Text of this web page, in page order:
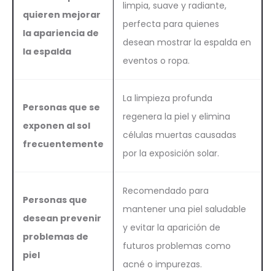
quieren mejorar
la apariencia de
la espalda
limpia, suave y radiante,
perfecta para quienes
desean mostrar la espalda en
eventos o ropa.
Personas que se
exponen al sol
frecuentemente
La limpieza profunda
regenera la piel y elimina
células muertas causadas
por la exposición solar.
Personas que
desean prevenir
problemas de
piel
Recomendado para
mantener una piel saludable
y evitar la aparición de
futuros problemas como
acné o impurezas.